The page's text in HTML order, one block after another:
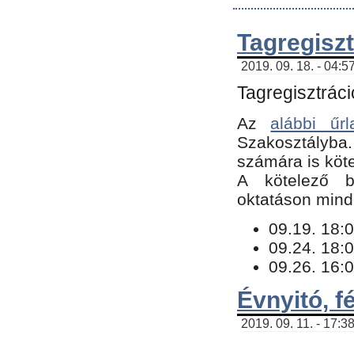
2019. 09. 18. -
Az alábbi
számára is
​A kötelező
oktatáson
09.19.
09.24.
09.26.
Évnyitó,
2019. 09. 11. -